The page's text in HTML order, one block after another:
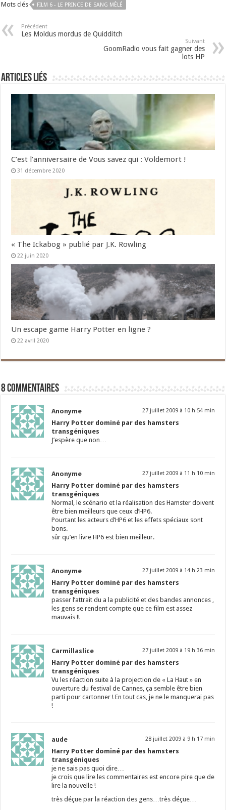
Mots clés FILM 6 - LE PRINCE DE SANG MÊLÉ
Précédent
Les Moldus mordus de Quidditch
Suivant
GoomRadio vous fait gagner des
lots HP
Articles liés
C’est l’anniversaire de Vous savez qui : Voldemort !
31 décembre 2020
« The Ickabog » publié par J.K. Rowling
22 juin 2020
Un escape game Harry Potter en ligne ?
22 avril 2020
8 commentaires
Anonyme 27 juillet 2009 à 10 h 54 min
Harry Potter dominé par des hamsters
transgéniques
J’espère que non…
Anonyme 27 juillet 2009 à 11 h 10 min
Harry Potter dominé par des hamsters
transgéniques
Normal, le scénario et la réalisation des Hamster doivent
être bien meilleurs que ceux d’HP6.
Pourtant les acteurs d’HP6 et les effets spéciaux sont
bons.
sûr qu’en livre HP6 est bien meilleur.
Anonyme 27 juillet 2009 à 14 h 23 min
Harry Potter dominé par des hamsters
transgéniques
passer l’attrait du a la publicité et des bandes annonces ,
les gens se rendent compte que ce film est assez
mauvais !!
Carmillaslice 27 juillet 2009 à 19 h 36 min
Harry Potter dominé par des hamsters
transgéniques
Vu les réaction suite à la projection de « La Haut » en
ouverture du festival de Cannes, ça semble être bien
parti pour cartonner ! En tout cas, je ne le manquerai pas
!
aude 28 juillet 2009 à 9 h 17 min
Harry Potter dominé par des hamsters
transgéniques
je ne sais pas quoi dire…
je crois que lire les commentaires est encore pire que de
lire la nouvelle !
très déçue par la réaction des gens…très déçue…